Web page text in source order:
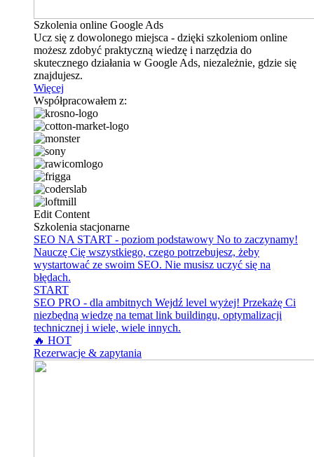
Szkolenia online Google Ads
Ucz się z dowolonego miejsca - dzięki szkoleniom online
możesz zdobyć praktyczną wiedzę i narzędzia do
skutecznego działania w Google Ads, niezależnie, gdzie się
znajdujesz.
Więcej
Współpracowałem z:
Edit Content
Szkolenia stacjonarne
SEO NA START - poziom podstawowy No to zaczynamy!
Nauczę Cię wszystkiego, czego potrzebujesz, żeby
wystartować ze swoim SEO. Nie musisz uczyć się na
błędach.
START
SEO PRO - dla ambitnych Wejdź level wyżej! Przekażę Ci
niezbędną wiedzę na temat link buildingu, optymalizacji
technicznej i wiele, wiele innych.
🔥 HOT
Rezerwacje & zapytania